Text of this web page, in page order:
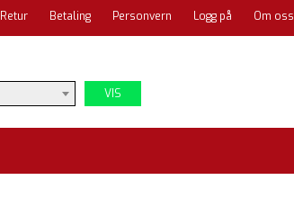
Retur Betaling Personvern Logg på Om oss
VIS